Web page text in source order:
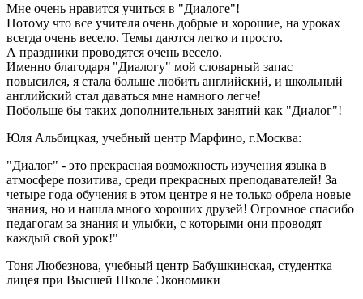
Мне очень нравится учиться в "Диалоге"!
Потому что все учителя очень добрые и хорошие, на уроках
всегда очень весело. Темы даются легко и просто.
А праздники проводятся очень весело.
Именно благодаря "Диалогу" мой словарный запас
повысился, я стала больше любить английский, и школьный
английский стал даваться мне намного легче!
Побольше бы таких дополнительных занятий как "Диалог"!
Юля Альбицкая, учебный центр Марфино, г.Москва:
"Диалог" - это прекрасная возможность изучения языка в
атмосфере позитива, среди прекрасных преподавателей! За
четыре года обучения в этом центре я не только обрела новые
знания, но и нашла много хороших друзей! Огромное спасибо
педагогам за знания и улыбки, с которыми они проводят
каждый свой урок!"
Тоня Любезнова, учебный центр Бабушкинская, студентка
лицея при Высшей Школе Экономики